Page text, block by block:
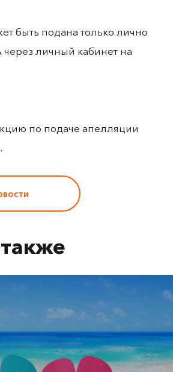
быть подана только лично
через личный кабинет на
по подаче апелляции
.